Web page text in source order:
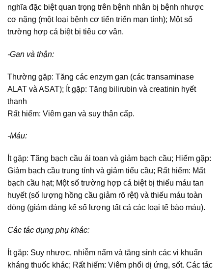
nghĩa đặc biệt quan trọng trên bệnh nhân bị bệnh nhược
cơ nặng (một loại bệnh cơ tiến triển mạn tính); Một số
trường hợp cá biệt bị tiêu cơ vân.
-Gan và thận:
Thường gặp: Tăng các enzym gan (các transaminase
ALAT và ASAT); Ít gặp: Tăng bilirubin và creatinin hyết
thanh
Rất hiếm: Viêm gan và suy thận cấp.
-Máu:
Ít gặp: Tăng bạch cầu ái toan và giảm bạch cầu; Hiếm gặp:
Giảm bạch cầu trung tính và giảm tiểu cầu; Rất hiếm: Mất
bạch cầu hạt; Một số trường hợp cá biệt bị thiếu máu tan
huyết (số lượng hồng cầu giảm rõ rệt) và thiếu máu toàn
dòng (giảm đáng kể số lượng tất cả các loại tế bào máu).
Các tác dụng phụ khác:
Ít gặp: Suy nhược, nhiễm nấm và tăng sinh các vi khuẩn
kháng thuốc khác; Rất hiếm: Viêm phổi dị ứng, sốt. Các tác